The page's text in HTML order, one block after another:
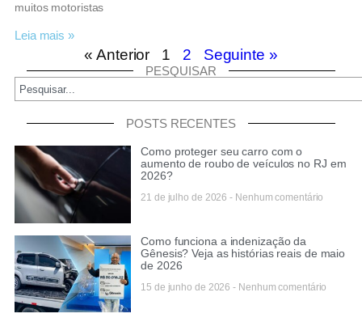
muitos motoristas
Leia mais »
« Anterior 1 2 Seguinte »
PESQUISAR
POSTS RECENTES
Como proteger seu carro com o
aumento de roubo de veículos no RJ em
2026?
21 de julho de 2026 Nenhum comentário
Como funciona a indenização da
Gênesis? Veja as histórias reais de maio
de 2026
15 de junho de 2026 Nenhum comentário